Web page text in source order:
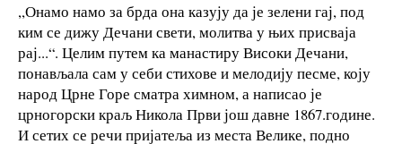
,,Онамо намо за брда она казују да је зелени гај, под
ким се дижу Дечани свети, молитва у њих присваја
рај...“. Целим путем ка манастиру Високи Дечани,
понављала сам у себи стихове и мелодију песме, коју
народ Црне Горе сматра химном, а написао је
црногорски краљ Никола Први још давне 1867.године.
И сетих се речи пријатеља из места Велике, подно